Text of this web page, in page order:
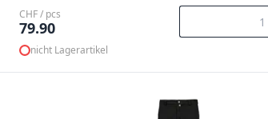
CHF / pcs
79.90
nicht Lagerartikel